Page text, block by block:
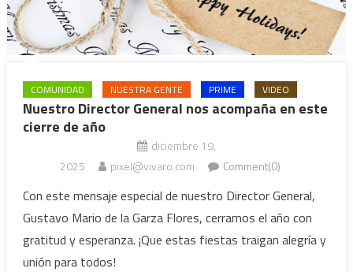
COMUNIDAD NUESTRA GENTE PRIME VIDEO
Nuestro Director General nos acompaña en este
cierre de año
diciembre 19,
2025
pixel@vivaro.com Comment(0)
Con este mensaje especial de nuestro Director General,
Gustavo Mario de la Garza Flores, cerramos el año con
gratitud y esperanza. ¡Que estas fiestas traigan alegría y
unión para todos!